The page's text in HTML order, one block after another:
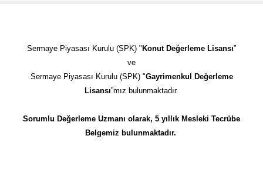
Sermaye Piyasası Kurulu (SPK) " Konut Değerleme Lisansı”
ve
Sermaye Piyasası Kurulu (SPK) "Gayrimenkul Değerleme
Lisansı”mız bulunmaktadır.
Sorumlu Değerleme Uzmanı olarak, 5 yıllık Mesleki Tecrübe
Belgemiz bulunmaktadır.